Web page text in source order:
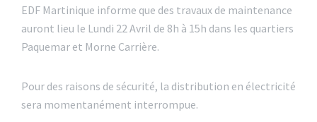
EDF Martinique informe que des travaux de maintenance
auront lieu le Lundi 22 Avril de 8h à 15h dans les quartiers
Paquemar et Morne Carrière.
Pour des raisons de sécurité, la distribution en électricité
sera momentanément interrompue.